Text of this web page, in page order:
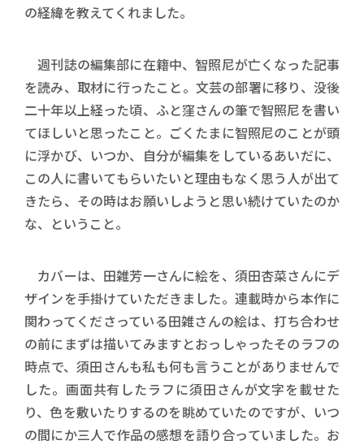
の経緯を教えてくれました。
週刊誌の編集部に在籍中、智照尼が亡くなった記事
を読み、取材に行ったこと。文芸の部署に移り、没後
二十年以上経った頃、ふと窪さんの筆で智照尼を書い
てほしいと思ったこと。ごくたまに智照尼のことが頭
に浮かび、いつか、自分が編集をしているあいだに、
この人に書いてもらいたいと理由もなく思う人が出て
きたら、その時はお願いしようと思い続けていたのか
な、ということ。
カバーは、田雑芳一さんに絵を、須田杏菜さんにデ
ザインを手掛けていただきました。連載時から本作に
関わってくださっている田雑さんの絵は、打ち合わせ
の前にまずは描いてみますとおっしゃったそのラフの
時点で、須田さんも私も何も言うことがありませんで
した。画面共有したラフに須田さんが文字を載せた
り、色を敷いたりするのを眺めていたのですが、いつ
の間にか三人で作品の感想を語り合っていました。お